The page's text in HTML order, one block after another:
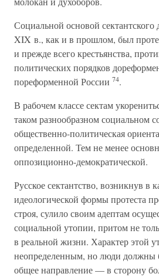
Социальной основой
XIX в., как и в прошлом, был
и прежде всего крестьянства,
политических порядков
пореформенной России 74.
В рабочем классе сектам
таком разнообразном социальном
общественно-политическая
определенной. Тем не менее
оппозиционно-демократической.
Русское сектантство, возникнув в
идеологической формы протеста
строя, сулило своим адептам
социальной утопии, притом не
в реальной жизни. Характер этой
неопределенным, но люди должны
общее направление — в сторону